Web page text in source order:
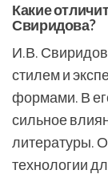
Какие
Свиридова?
И.В.
стилем и
формами. В
сильное
литературы.
технологии